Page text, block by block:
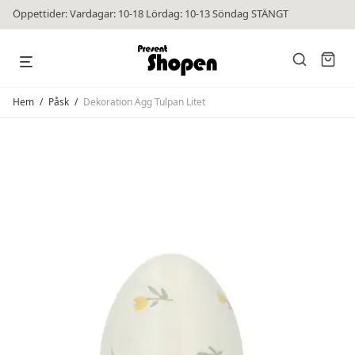
Öppettider: Vardagar: 10-18 Lördag: 10-13 Söndag STÄNGT
Hem / Påsk / Dekoration Ägg Tulpan Litet